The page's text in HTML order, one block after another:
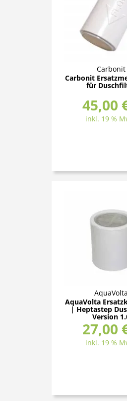
Carbonit
Carbonit
für
45,00
inkl. 19 %
AquaVolta
AquaVolta
| Heptastep
Version
27,00
inkl. 19 %